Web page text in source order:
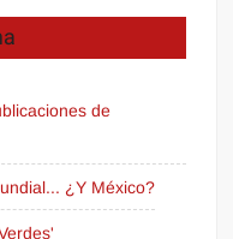
de
¿Y México?